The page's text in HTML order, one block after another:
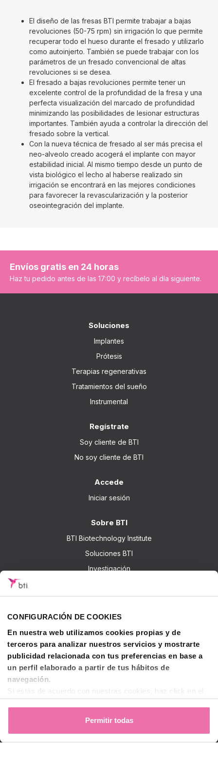
CONFIGURACIÓN DE COOKIES
En nuestra web utilizamos cookies propias y de
terceros para analizar nuestros servicios y mostrarte
publicidad relacionada con tus preferencias en base a
un perfil elaborado a partir de tus hábitos de
navegación.
Si estás de acuerdo con nuestras cookies, haz click en el
Permitir todas
El diseño de las fresas BTI permite trabajar a bajas
revoluciones (50-75 rpm) sin irrigación lo que permite
recuperar todo el hueso durante el fresado y utilizarlo
como autoinjerto. También se puede trabajar con los
parámetros de un fresado convencional de altas
revoluciones si se desea.
El fresado a bajas revoluciones permite tener un
excelente control de la profundidad de la fresa y una
perfecta visualización del marcado de profundidad
minimizando las posibilidades de lesionar estructuras
importantes. También ayuda a controlar la dirección del
fresado sobre la vertical.
Con la nueva técnica de fresado al ser más precisa el
neo-alveolo creado acogerá el implante con mayor
estabilidad inicial. Al mismo tiempo desde un punto de
vista biológico el lecho al haberse realizado sin
irrigación se encontrará en las mejores condiciones
para favorecer la revascularización y la posterior
oseointegración del implante.
Envíos gratis en 24 horas
Haz tu pedido antes de las 17:00 y recíbelo al día siguiente.
Soluciones
Implantes
Prótesis
Terapias regenerativas
Tratamientos del sueño
Instrumental
Regístrate
Soy cliente de BTI
No soy cliente de BTI
Accede
Iniciar sesión
Sobre BTI
BTI Biotechnology Institute
Soluciones BTI
Investigación
Canal Audiovisual BTI Channel
© 2026 BTI Biotechnology Institute
Español (ES)